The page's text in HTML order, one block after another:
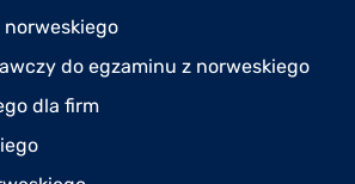
do egzaminu z norweskiego
dla firm